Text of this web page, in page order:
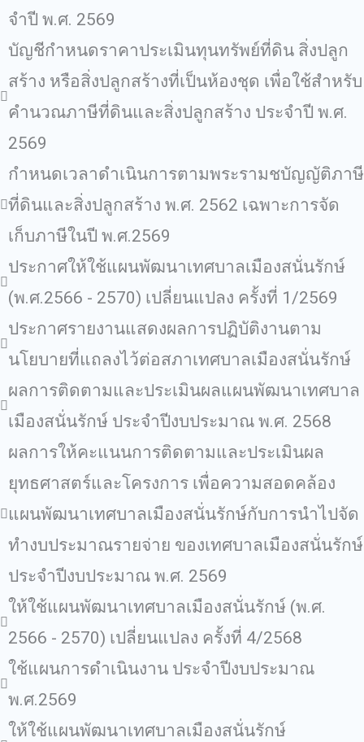
จําปี พ.ศ. 2569
บัญชีกําหนดราคาประเมินทุนทรัพย์ที่ดิน สิ่งปลูก
สร้าง หรือสิ่งปลูกสร้างที่เป็นห้องชุด เพื่อใช้สําหรับ
คํานวณภาษีที่ดินและสิ่งปลูกสร้าง ประจําปี พ.ศ.
2569
กำหนดเวลาดำเนินการตามพระรามชบัญญัติภาษี
ที่ดินและสิ่งปลูกสร้าง พ.ศ. 2562 เฉพาะการจัด
เก็บภาษีในปี พ.ศ.2569
ประกาศให้ใช้แผนพัฒนาเทศบาลเมืองสนั่นรักษ์
(พ.ศ.2566 - 2570) เปลี่ยนแปลง ครั้งที่ 1/2569
ประกาศรายงานแสดงผลการปฏิบัติงานตาม
นโยบายที่แถลงไว้ต่อสภาเทศบาลเมืองสนั่นรักษ์
ผลการติดตามและประเมินผลแผนพัฒนาเทศบาล
เมืองสนั่นรักษ์ ประจําปีงบประมาณ พ.ศ. 2568
ผลการให้คะแนนการติดตามและประเมินผล
ยุทธศาสตร์และโครงการ เพื่อความสอดคล้อง
แผนพัฒนาเทศบาลเมืองสนั่นรักษ์กับการนําไปจัด
ทํางบประมาณรายจ่าย ของเทศบาลเมืองสนั่นรักษ์
ประจําปีงบประมาณ พ.ศ. 2569
ให้ใช้แผนพัฒนาเทศบาลเมืองสนั่นรักษ์ (พ.ศ.
2566 - 2570) เปลี่ยนแปลง ครั้งที่ 4/2568
ใช้แผนการดำเนินงาน ประจำปีงบประมาณ
พ.ศ.2569
ให้ใช้แผนพัฒนาเทศบาลเมืองสนั่นรักษ์